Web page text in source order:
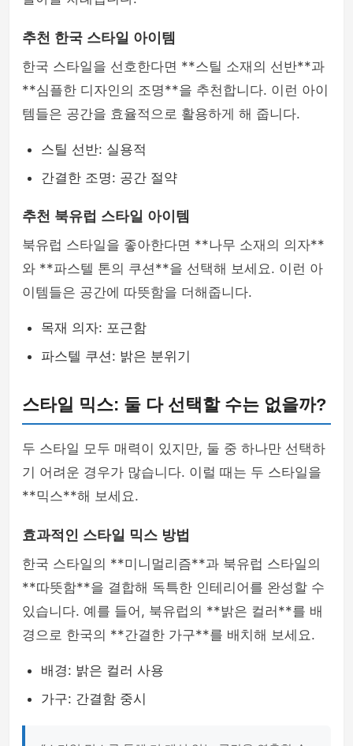
추천 한국 스타일 아이템
한국 스타일을 선호한다면 **스틸 소재의 선반**과
**심플한 디자인의 조명**을 추천합니다. 이런 아이
템들은 공간을 효율적으로 활용하게 해 줍니다.
스틸 선반: 실용적
간결한 조명: 공간 절약
추천 북유럽 스타일 아이템
북유럽 스타일을 좋아한다면 **나무 소재의 의자**
와 **파스텔 톤의 쿠션**을 선택해 보세요. 이런 아
이템들은 공간에 따뜻함을 더해줍니다.
목재 의자: 포근함
파스텔 쿠션: 밝은 분위기
스타일 믹스: 둘 다 선택할 수는 없을까?
두 스타일 모두 매력이 있지만, 둘 중 하나만 선택하
기 어려운 경우가 많습니다. 이럴 때는 두 스타일을
**믹스**해 보세요.
효과적인 스타일 믹스 방법
한국 스타일의 **미니멀리즘**과 북유럽 스타일의
**따뜻함**을 결합해 독특한 인테리어를 완성할 수
있습니다. 예를 들어, 북유럽의 **밝은 컬러**를 배
경으로 한국의 **간결한 가구**를 배치해 보세요.
배경: 밝은 컬러 사용
가구: 간결함 중시